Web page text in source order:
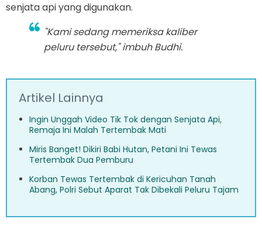
senjata api yang digunakan.
"Kami sedang memeriksa kaliber
peluru tersebut," imbuh Budhi.
Artikel Lainnya
Ingin Unggah Video Tik Tok dengan Senjata Api,
Remaja Ini Malah Tertembak Mati
Miris Banget! Dikiri Babi Hutan, Petani Ini Tewas
Tertembak Dua Pemburu
Korban Tewas Tertembak di Kericuhan Tanah
Abang, Polri Sebut Aparat Tak Dibekali Peluru Tajam